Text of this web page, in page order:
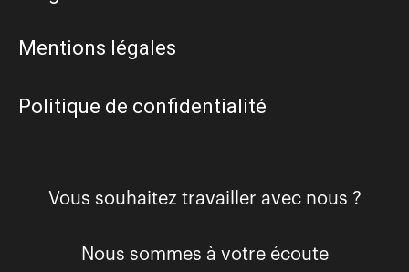
Mentions légales
Politique de confidentialité
Vous souhaitez travailler avec nous ?
Nous sommes à votre écoute